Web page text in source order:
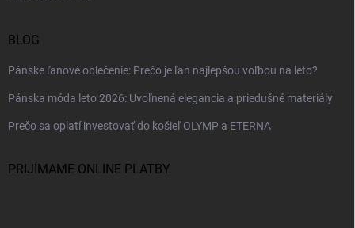
BLOG
Pánske ľanové oblečenie: Prečo je ľan najlepšou voľbou na leto?
Pánska móda leto 2026: Uvoľnená elegancia a priedušné materiály
Prečo sa oplatí investovať do košieľ OLYMP a ETERNA
PRIJÍMAME ONLINE PLATBY